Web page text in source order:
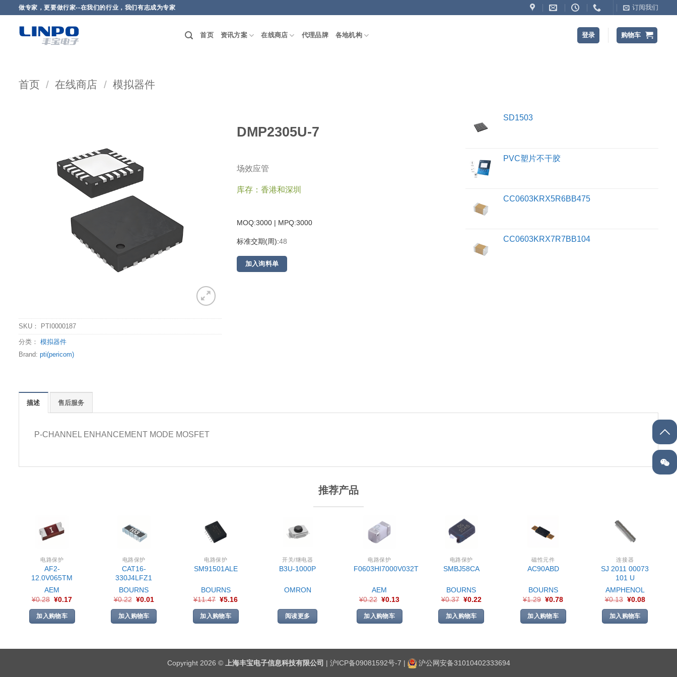
做专家，更要做行家--在我们的行业，我们有志成为专家 订阅我们
首页 资讯方案 在线商店 代理品牌 各地机构 登录 购物车
首页 / 在线商店 / 模拟器件
SKU： PTI0000187
分类： 模拟器件
Brand: pti(pericom)
DMP2305U-7
场效应管
库存：香港和深圳
MOQ:3000 | MPQ:3000
标准交期(周):48
加入询料单
SD1503
PVC塑片不干胶
CC0603KRX5R6BB475
CC0603KRX7R7BB104
描述 售后服务
P-CHANNEL ENHANCEMENT MODE MOSFET
推荐产品
电路保护
AF2-
12.0V065TM
AEM
¥0.28 ¥0.17
加入购物车
电路保护
CAT16-
330J4LFZ1
BOURNS
¥0.22 ¥0.01
加入购物车
电路保护
SM91501ALE
BOURNS
¥11.47 ¥5.16
加入购物车
开关/继电器
B3U-1000P
OMRON
阅读更多
电路保护
F0603HI7000V032T
AEM
¥0.22 ¥0.13
加入购物车
电路保护
SMBJ58CA
BOURNS
¥0.37 ¥0.22
加入购物车
磁性元件
AC90ABD
BOURNS
¥1.29 ¥0.78
加入购物车
连接器
SJ 2011 00073
101 U
AMPHENOL
¥0.13 ¥0.08
加入购物车
Copyright 2026 © 上海丰宝电子信息科技有限公司 | 沪ICP备09081592号-7 | 沪公网安备31010402333694